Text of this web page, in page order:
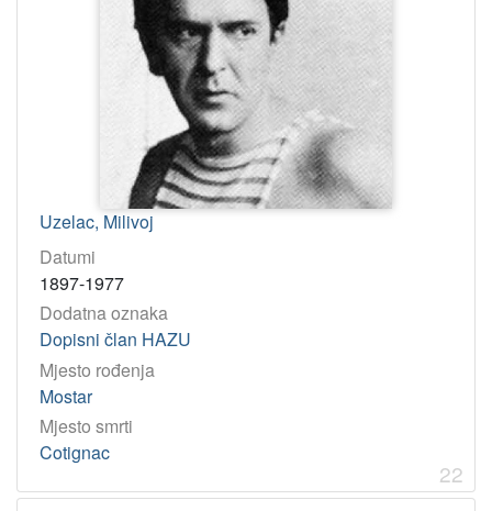
Uzelac, Milivoj
Datumi
1897-1977
Dodatna oznaka
Dopisni član HAZU
Mjesto rođenja
Mostar
Mjesto smrti
Cotignac
22